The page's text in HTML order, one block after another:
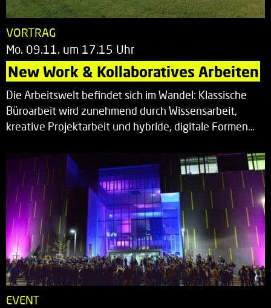
VORTRAG
Mo. 09.11. um 17.15 Uhr
New Work & Kollaboratives Arbeiten
Die Arbeitswelt befindet sich im Wandel: Klassische
Büroarbeit wird zunehmend durch Wissensarbeit,
kreative Projektarbeit und hybride, digitale Formen…
EVENT